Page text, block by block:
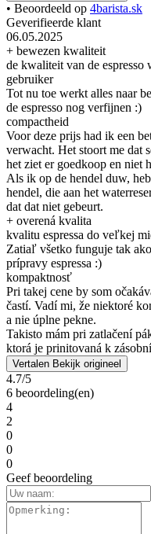
• Beoordeeld op 4barista.sk
Geverifieerde klant
06.05.2025
+ bewezen kwaliteit
de kwaliteit van de espresso
gebruiker
Tot nu toe werkt alles naar
de espresso nog verfijnen :)
compactheid
Voor deze prijs had ik een
verwacht. Het stoort me dat
het ziet er goedkoop en niet
Als ik op de hendel duw,
hendel, die aan het
dat dat niet gebeurt.
+ overená kvalita
kvalitu espressa do veľkej
Zatiaľ všetko funguje tak
prípravy espressa :)
kompaktnosť
Pri takej cene by som
častí. Vadí mi, že niektoré
a nie úplne pekne.
Takisto mám pri zatlačení
ktorá je prinitovaná k
Vertalen Bekijk origineel
4.7/5
6 beoordeling(en)
4
2
0
0
0
Geef beoordeling